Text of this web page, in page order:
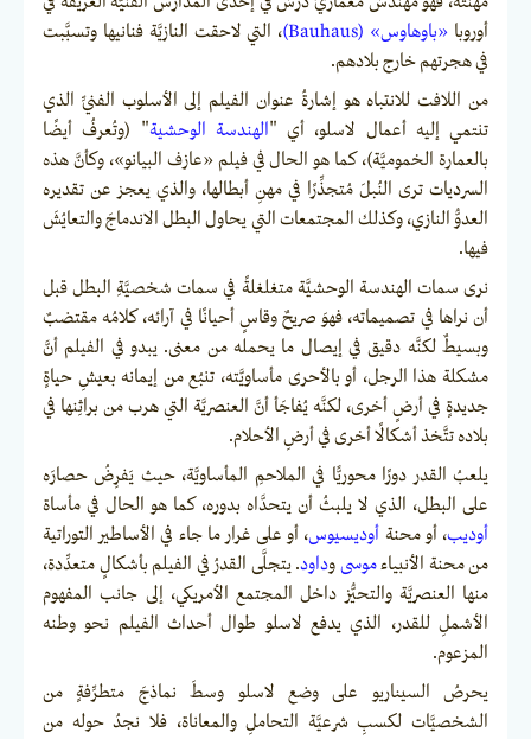
أوروبا «باوهاوس» (Bauhaus)
، التي لاحقت النازيَّة فنانيها وتسبَّبت
في هجرتهم خارج بلادهم.
من اللافت للانتباه هو إشارةُ عنوان الفيلم إلى الأسلوب الفنيِّ الذي
تنتمي إليه أعمال لاسلو، أي "الهندسة الوحشية" (وتُعرفُ أيضًا
بالعمارة الخموميَّة)، كما هو الحال في فيلم «عازف البيانو»، وكأنَّ هذه
السرديات ترى النُبلَ مُتجذِّرًا في مهنِ أبطالها، والذي يعجز عن تقديره
العدوُّ النازي، وكذلك المجتمعات التي يحاول البطل الاندماجَ والتعايُشَ
فيها.
نرى سمات الهندسة الوحشيَّة متغلغلةً في سمات شخصيَّةِ البطل قبل
أن نراها في تصميماته، فهوَ صريحٌ وقاسٍ أحيانًا في آرائه، كلامُه مقتضبٌ
وبسيطٌ لكنَّه دقيق في إيصال ما يحمله من معنى. يبدو في الفيلم أنَّ
مشكلة هذا الرجل، أو بالأحرى مأساويَّته، تنبُع من إيمانه بعيشِ حياةٍ
جديدةٍ في أرضٍ أخرى، لكنَّه يُفاجَأ أنَّ العنصريَّة التي هرب من براثِنها في
بلاده تتَّخذ أشكالًا أخرى في أرضِ الأحلام.
يلعبُ القدر دورًا محوريًّا في الملاحمِ المأساويَّة، حيث يَفرِضُ حصارَه
على البطل، الذي لا يلبثُ أن يتحدَّاه بدوره، كما هو الحال في مأساة
أوديب، أو محنة أوديسيوس، أو على غرار ما جاء في الأساطير التوراتية
من محنة الأنبياءموسى وداود. يتجلَّى القدرُ في الفيلم بأشكالٍ متعدِّدة،
منها العنصريَّة والتحيُّز داخل المجتمع الأمريكي، إلى جانب المفهوم
الأشملِ للقدر، الذي يدفع لاسلو طوال أحداث الفيلم نحو وطنه
المزعوم.
يحرصُ السيناريو على وضع لاسلو وسطَ نماذجَ متطرِّفةٍ من
الشخصيَّات لكسبِ شرعيَّة التحاملِ والمعاناة، فلا نجدُ حوله من